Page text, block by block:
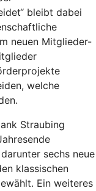
bleibt dabei
neuen Mitglieder-
welche
Straubing
sechs neue
klassischen
Ein weiteres